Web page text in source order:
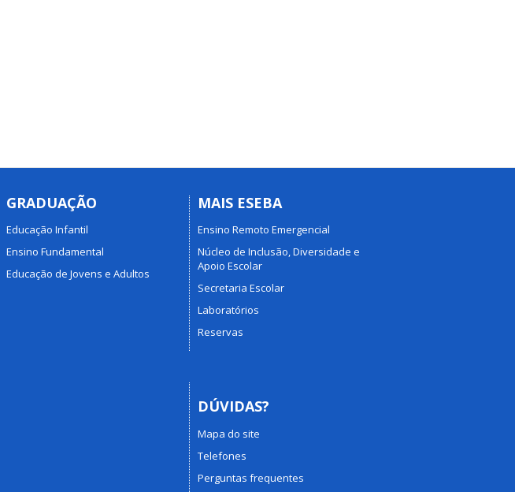
GRADUAÇÃO
Educação Infantil
Ensino Fundamental
Educação de Jovens e Adultos
MAIS ESEBA
Ensino Remoto Emergencial
Núcleo de Inclusão, Diversidade e
Apoio Escolar
Secretaria Escolar
Laboratórios
Reservas
DÚVIDAS?
Mapa do site
Telefones
Perguntas frequentes